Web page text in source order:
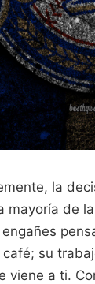
la
mayoría de
su
viene a ti.